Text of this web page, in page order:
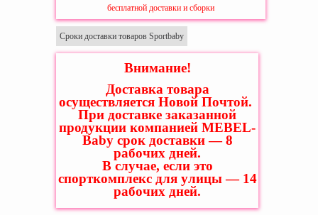
бесплатной доставки и сборки
Сроки доставки товаров Sportbaby
Внимание!
Доставка товара
осуществляется Новой Почтой.
При доставке заказанной
продукции компанией MEBEL-
Baby срок доставки — 8
рабочих дней.
В случае, если это
спорткомплекс для улицы — 14
рабочих дней.